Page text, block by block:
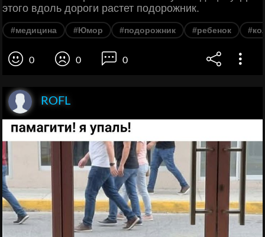
этого вдоль дороги растет подорожник.
#медицина #Юмор #подорожник #ребенок
0 0 0
ROFL